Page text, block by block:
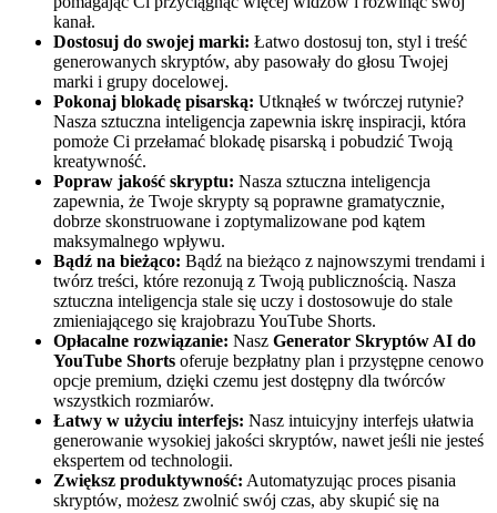
kanał.
Dostosuj do swojej marki: Łatwo dostosuj ton, styl i treść
generowanych skryptów, aby pasowały do głosu Twojej
marki i grupy docelowej.
Pokonaj blokadę pisarską: Utknąłeś w twórczej rutynie?
Nasza sztuczna inteligencja zapewnia iskrę inspiracji, która
pomoże Ci przełamać blokadę pisarską i pobudzić Twoją
kreatywność.
Popraw jakość skryptu: Nasza sztuczna inteligencja
zapewnia, że Twoje skrypty są poprawne gramatycznie,
dobrze skonstruowane i zoptymalizowane pod kątem
maksymalnego wpływu.
Bądź na bieżąco: Bądź na bieżąco z najnowszymi trendami i
twórz treści, które rezonują z Twoją publicznością. Nasza
sztuczna inteligencja stale się uczy i dostosowuje do stale
zmieniającego się krajobrazu YouTube Shorts.
Opłacalne rozwiązanie: Nasz Generator Skryptów AI do
YouTube Shorts oferuje bezpłatny plan i przystępne cenowo
opcje premium, dzięki czemu jest dostępny dla twórców
wszystkich rozmiarów.
Łatwy w użyciu interfejs: Nasz intuicyjny interfejs ułatwia
generowanie wysokiej jakości skryptów, nawet jeśli nie jesteś
ekspertem od technologii.
Zwiększ produktywność: Automatyzując proces pisania
skryptów, możesz zwolnić swój czas, aby skupić się na